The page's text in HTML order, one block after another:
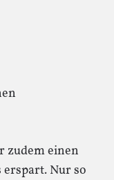
zudem einen
Nur so